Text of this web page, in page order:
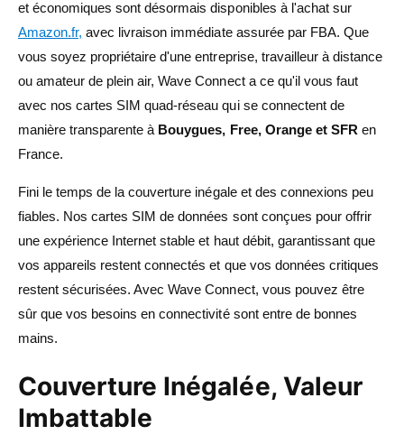
et économiques sont désormais disponibles à l'achat sur
Amazon.fr, avec livraison immédiate assurée par FBA. Que
vous soyez propriétaire d'une entreprise, travailleur à distance
ou amateur de plein air, Wave Connect a ce qu'il vous faut
avec nos cartes SIM quad-réseau qui se connectent de
manière transparente à Bouygues, Free, Orange et SFR en
France.
Fini le temps de la couverture inégale et des connexions peu
fiables. Nos cartes SIM de données sont conçues pour offrir
une expérience Internet stable et haut débit, garantissant que
vos appareils restent connectés et que vos données critiques
restent sécurisées. Avec Wave Connect, vous pouvez être
sûr que vos besoins en connectivité sont entre de bonnes
mains.
Couverture Inégalée, Valeur
Imbattable